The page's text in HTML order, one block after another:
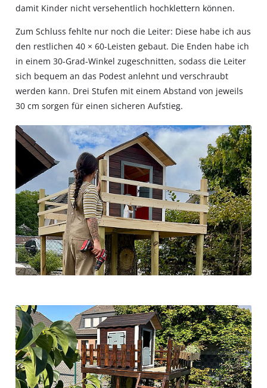
damit Kinder nicht versehentlich hochklettern können.
Zum Schluss fehlte nur noch die Leiter: Diese habe ich aus
den restlichen 40 × 60-Leisten gebaut. Die Enden habe ich
in einem 30-Grad-Winkel zugeschnitten, sodass die Leiter
sich bequem an das Podest anlehnt und verschraubt
werden kann. Drei Stufen mit einem Abstand von jeweils
30 cm sorgen für einen sicheren Aufstieg.